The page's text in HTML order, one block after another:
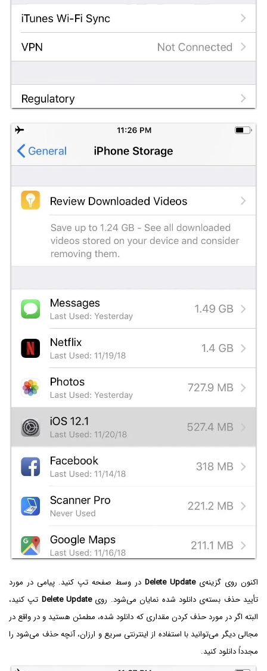
اکنون روی گزینه‌یDelete Update در وسط صفحه تپ کنید. پیامی در مورد
تأیید حذف بسته‌ی دانلود شده نمایان می‌شود. رویDelete Update تپ کنید،
البته اگر در مورد حذف کردن مقداری که دانلود شده، مطمئن هستید و در واقع در
مجالی دیگر می‌توانید با استفاده از اینترنتی سریع و ارزان، آنچه حذف می‌شود را
مجدداً دانلود کنید.